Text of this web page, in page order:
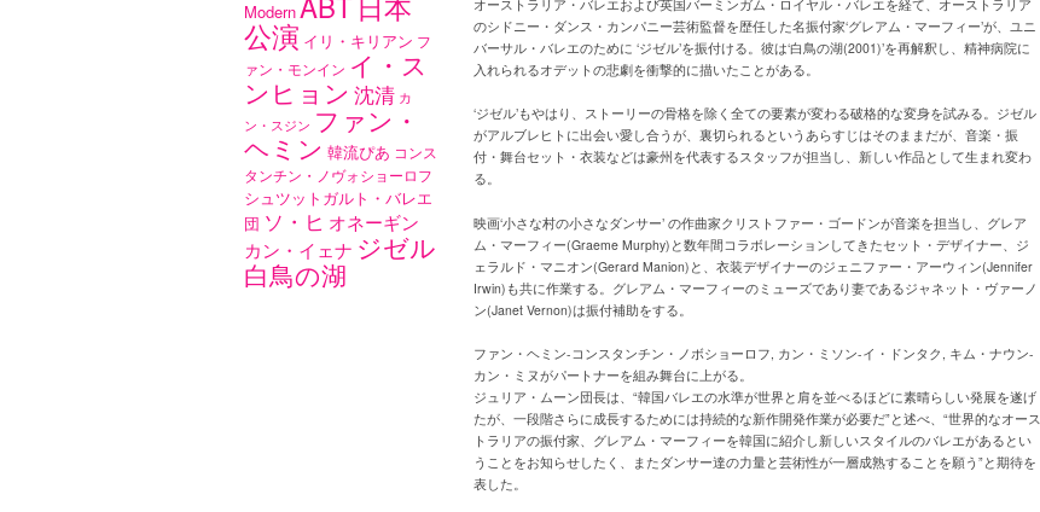
Modern
公演 イリ・キリアン フ
ァン・モンイン イ・ス
ンヒョン 沈清 カ
ン・スジン ファン・
ヘミン 韓流ぴあ コンス
タンチン・ノヴォショーロフ
シュツットガルト・バレエ
団 ソ・ヒ オネーギン
カン・イェナ ジゼル
白鳥の湖
オーストラリア・バレエおよび英国バーミンガム・ロイヤル・バレエを経て、オーストラリア
のシドニー・ダンス・カンパニー芸術監督を歴任した名振付家‘グレアム・マーフィー’が、ユニ
バーサル・バレエのために ‘ジゼル’を振付ける。彼は‘白鳥の湖(2001)’を再解釈し、精神病院に
入れられるオデットの悲劇を衝撃的に描いたことがある。
‘ジゼル’もやはり、ストーリーの骨格を除く全ての要素が変わる破格的な変身を試みる。ジゼル
がアルブレヒトに出会い愛し合うが、裏切られるというあらすじはそのままだが、音楽・振
付・舞台セット・衣装などは豪州を代表するスタッフが担当し、新しい作品として生まれ変わ
る。
映画‘小さな村の小さなダンサー’ の作曲家クリストファー・ゴードンが音楽を担当し、グレア
ム・マーフィー(Graeme Murphy)と数年間コラボレーションしてきたセット・デザイナー、ジ
ェラルド・マニオン(Gerard Manion)と、衣装デザイナーのジェニファー・アーウィン(Jennifer
Irwin)も共に作業する。グレアム・マーフィーのミューズであり妻であるジャネット・ヴァーノ
ン(Janet Vernon)は振付補助をする。
ファン・ヘミン-コンスタンチン・ノボショーロフ, カン・ミソン-イ・ドンタク, キム・ナウン-
カン・ミヌがパートナーを組み舞台に上がる。
ジュリア・ムーン団長は、“韓国バレエの水準が世界と肩を並べるほどに素晴らしい発展を遂げ
たが、一段階さらに成長するためには持続的な新作開発作業が必要だ”と述べ、“世界的なオース
トラリアの振付家、グレアム・マーフィーを韓国に紹介し新しいスタイルのバレエがあるとい
うことをお知らせしたく、またダンサー達の力量と芸術性が一層成熟することを願う”と期待を
表した。